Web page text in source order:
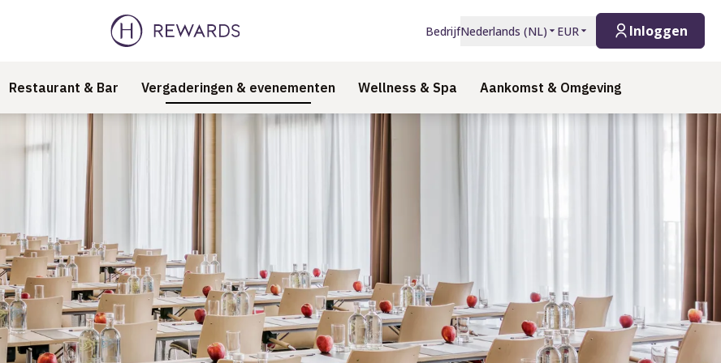
BedrijfNederlands (NL) EUR Inloggen
Restaurant & Bar Vergaderingen & evenementen Wellness & Spa Aankomst & Omgeving